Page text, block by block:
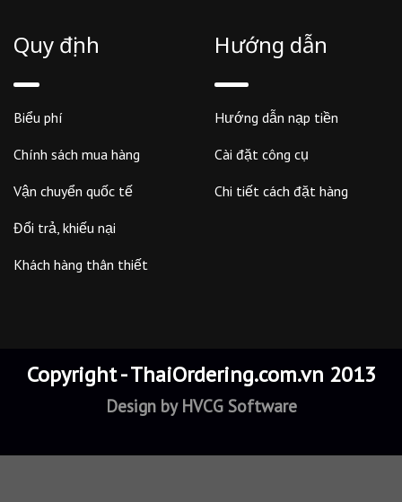
Quy định
Biểu phí
Chính sách mua hàng
Vận chuyển quốc tế
Đổi trả, khiếu nại
Khách hàng thân thiết
Hướng dẫn
Hướng dẫn nạp tiền
Cài đặt công cụ
Chi tiết cách đặt hàng
Copyright - ThaiOrdering.com.vn 2013
Design byHVCG Software